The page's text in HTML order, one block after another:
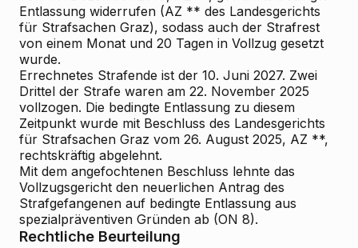
Entlassung widerrufen (AZ ** des Landesgerichts
für Strafsachen Graz), sodass auch der Strafrest
von einem Monat und 20 Tagen in Vollzug gesetzt
wurde.
Errechnetes Strafende ist der 10. Juni 2027. Zwei
Drittel der Strafe waren am 22. November 2025
vollzogen. Die bedingte Entlassung zu diesem
Zeitpunkt wurde mit Beschluss des Landesgerichts
für Strafsachen Graz vom 26. August 2025, AZ **,
rechtskräftig abgelehnt.
Mit dem angefochtenen Beschluss lehnte das
Vollzugsgericht den neuerlichen Antrag des
Strafgefangenen auf bedingte Entlassung aus
spezialpräventiven Gründen ab (ON 8).
Rechtliche Beurteilung